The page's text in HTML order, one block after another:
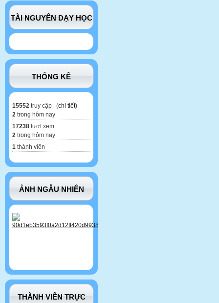
TÀI NGUYÊN DẠY HỌC
THỐNG KÊ
15552 truy cập (chi tiết)
2 trong hôm nay
17238 lượt xem
2 trong hôm nay
1 thành viên
ẢNH NGẪU NHIÊN
THÀNH VIÊN TRỰC